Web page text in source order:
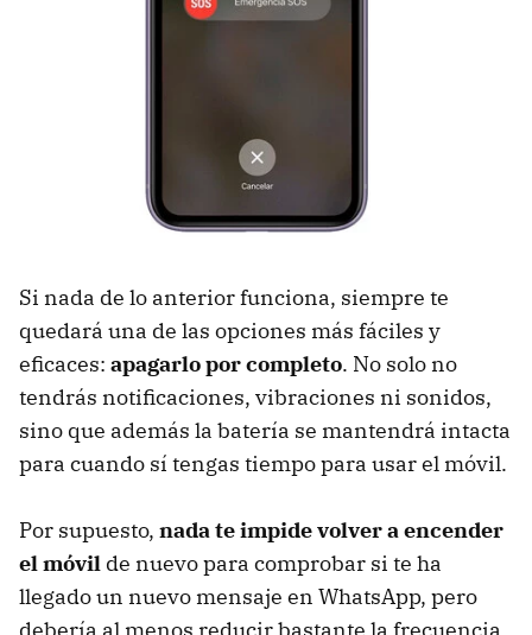
Si nada de lo anterior funciona, siempre te
quedará una de las opciones más fáciles y
eficaces: apagarlo por completo. No solo no
tendrás notificaciones, vibraciones ni sonidos,
sino que además la batería se mantendrá intacta
para cuando sí tengas tiempo para usar el móvil.
Por supuesto, nada te impide volver a encender
el móvil de nuevo para comprobar si te ha
llegado un nuevo mensaje en WhatsApp, pero
debería al menos reducir bastante la frecuencia